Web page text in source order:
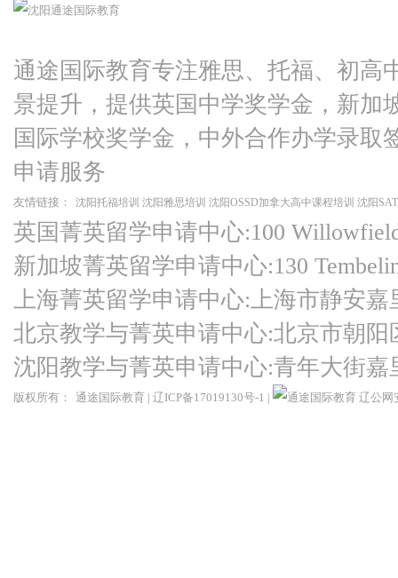
通途国际教育专注雅思、托福、初高
景提升，提供英国中学奖学金，新加
国际学校奖学金，中外合作办学录取
申请服务
友情链接： 沈阳托福培训 沈阳雅思培训 沈阳OSSD加拿大高中课程培训 沈阳
英国菁英留学申请中心:100
新加坡菁英留学申请中心:130
上海菁英留学申请中心:上海市静安嘉
北京教学与菁英申请中心:北京市朝
沈阳教学与菁英申请中心:青年大街
版权所有： 通途国际教育 | 辽ICP备17019130号-1 | 辽公网